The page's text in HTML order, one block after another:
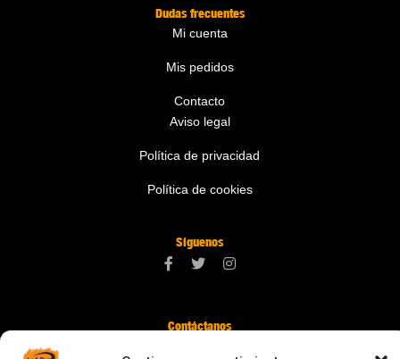
Dudas frecuentes
Mi cuenta
Mis pedidos
Contacto
Aviso legal
Política de privacidad
Política de cookies
Síguenos
Contáctanos